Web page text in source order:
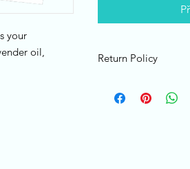
your
oil,
Return Policy